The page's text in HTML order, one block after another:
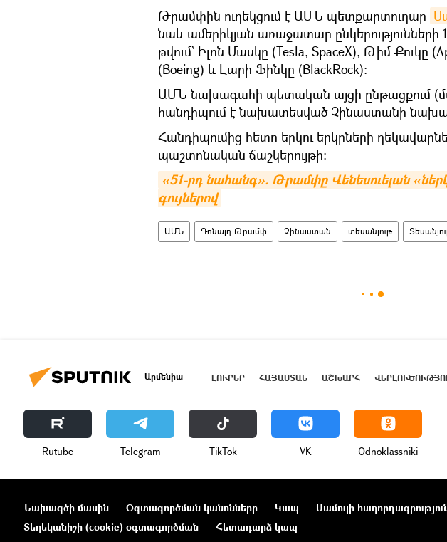
Թրամփին ուղեկցում է ԱՄՆ պետքարտուղար
նաև ամերիկյան առաջատար ընկերությունների
թվում՝ Իլոն Մասկը (Tesla, SpaceX), Թիմ Քուկը
(Boeing) և Լարի Ֆինկը (BlackRock):
ԱՄՆ նախագահի պետական այցի ընթացքում
հանդիպում է նախատեսված Չինաստանի
Հանդիպումից հետո երկու երկրների
պաշտոնական ճաշկերույթի:
«51-րդ նահանգ». Թրամփը Վենեսուելան
գույներով
ԱՄՆ Դոնալդ Թրամփ Չինաստան տեսանյութ
Արմենիա ԼՈՒՐԵՐ ՀԱՅԱՍՏԱՆ ԱՇԽԱՐՀ
Rutube Telegram ТikТоk VK Odnoklassniki
Նախագծի մասին Օգտագործման կանոնները Կապ Մամուլի
Տեղեկանիշի (cookie) օգտագործման
Հետադարձ կապ